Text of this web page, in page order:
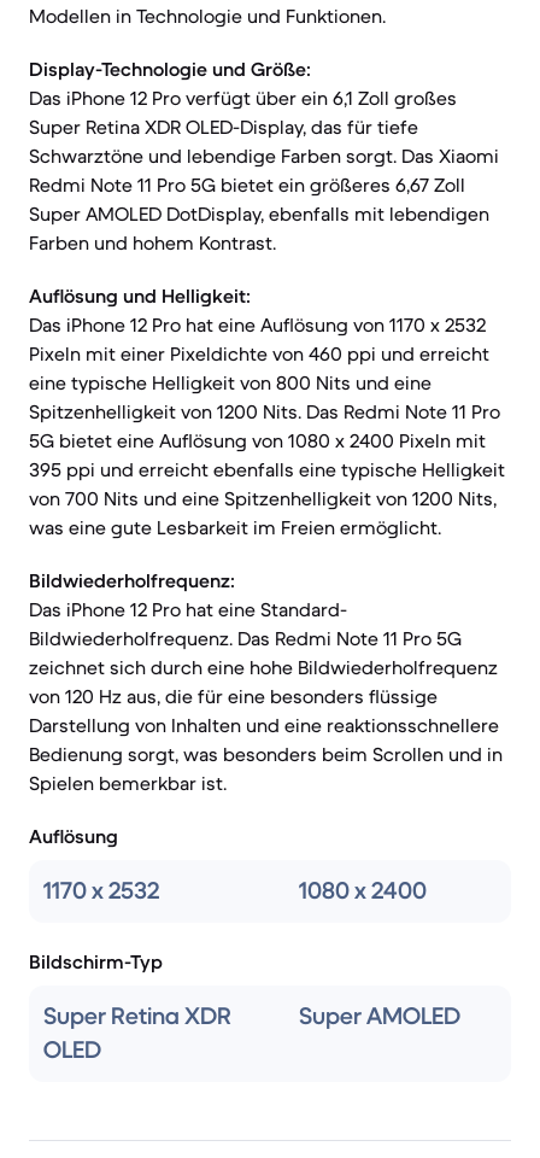
Modellen in Technologie und Funktionen.
Display-Technologie und Größe:
Das iPhone 12 Pro verfügt über ein 6,1 Zoll großes
Super Retina XDR OLED-Display, das für tiefe
Schwarztöne und lebendige Farben sorgt. Das Xiaomi
Redmi Note 11 Pro 5G bietet ein größeres 6,67 Zoll
Super AMOLED DotDisplay, ebenfalls mit lebendigen
Farben und hohem Kontrast.
Auflösung und Helligkeit:
Das iPhone 12 Pro hat eine Auflösung von 1170 x 2532
Pixeln mit einer Pixeldichte von 460 ppi und erreicht
eine typische Helligkeit von 800 Nits und eine
Spitzenhelligkeit von 1200 Nits. Das Redmi Note 11 Pro
5G bietet eine Auflösung von 1080 x 2400 Pixeln mit
395 ppi und erreicht ebenfalls eine typische Helligkeit
von 700 Nits und eine Spitzenhelligkeit von 1200 Nits,
was eine gute Lesbarkeit im Freien ermöglicht.
Bildwiederholfrequenz:
Das iPhone 12 Pro hat eine Standard-
Bildwiederholfrequenz. Das Redmi Note 11 Pro 5G
zeichnet sich durch eine hohe Bildwiederholfrequenz
von 120 Hz aus, die für eine besonders flüssige
Darstellung von Inhalten und eine reaktionsschnellere
Bedienung sorgt, was besonders beim Scrollen und in
Spielen bemerkbar ist.
Auflösung
1170 x 2532 1080 x 2400
Bildschirm-Typ
Super Retina XDR
OLED
Super AMOLED